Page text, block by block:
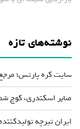
نوشته‌های تازه
سایت کره پارتس؛
صابر اسکندری، کوچ
ایران تیرچه